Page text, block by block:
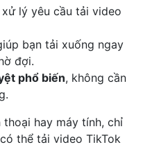
lý yêu cầu tải video
bạn tải xuống ngay
đợi.
phổ biến, không cần
hay máy tính, chỉ
thể tải video TikTok